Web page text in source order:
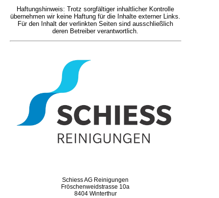
Haftungshinweis: Trotz sorgfältiger inhaltlicher Kontrolle
übernehmen wir keine Haftung für die Inhalte externer Links.
Für den Inhalt der verlinkten Seiten sind ausschließlich
deren Betreiber verantwortlich.
Schiess AG Reinigungen
Fröschenweidstrasse 10a
8404 Winterthur